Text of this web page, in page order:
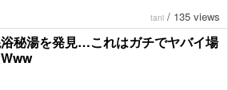
tani / 135 views
秘湯を発見…これはガチでヤバイ場